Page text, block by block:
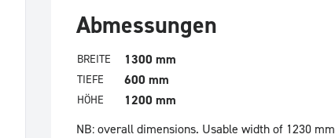
Abmessungen
BREITE 1300 mm
TIEFE 600 mm
HÖHE
1200 mm
NB: overall dimensions. Usable width of 1230 mm